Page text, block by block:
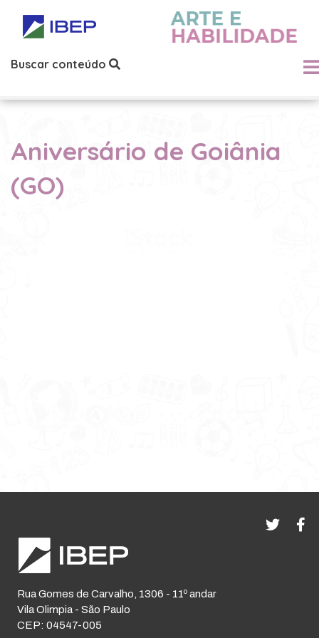
Buscar conteúdo
Aniversário de Goiânia
(GO)
Rua Gomes de Carvalho, 1306 - 11º andar
Vila Olimpia - São Paulo
CEP: 04547-005